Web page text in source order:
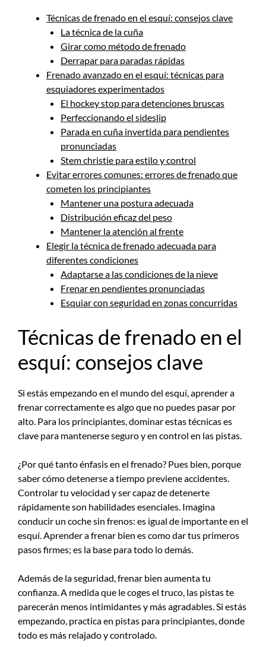
Técnicas de frenado en el esquí: consejos clave
La técnica de la cuña
Girar como método de frenado
Derrapar para paradas rápidas
Frenado avanzado en el esquí: técnicas para
esquiadores experimentados
El hockey stop para detenciones bruscas
Perfeccionando el sideslip
Parada en cuña invertida para pendientes
pronunciadas
Stem christie para estilo y control
Evitar errores comunes: errores de frenado que
cometen los principiantes
Mantener una postura adecuada
Distribución eficaz del peso
Mantener la atención al frente
Elegir la técnica de frenado adecuada para
diferentes condiciones
Adaptarse a las condiciones de la nieve
Frenar en pendientes pronunciadas
Esquiar con seguridad en zonas concurridas
Técnicas de frenado en el
esquí: consejos clave
Si estás empezando en el mundo del esquí, aprender a
frenar correctamente es algo que no puedes pasar por
alto. Para los principiantes, dominar estas técnicas es
clave para mantenerse seguro y en control en las pistas.
¿Por qué tanto énfasis en el frenado? Pues bien, porque
saber cómo detenerse a tiempo previene accidentes.
Controlar tu velocidad y ser capaz de detenerte
rápidamente son habilidades esenciales. Imagina
conducir un coche sin frenos: es igual de importante en el
esquí. Aprender a frenar bien es como dar tus primeros
pasos firmes; es la base para todo lo demás.
Además de la seguridad, frenar bien aumenta tu
confianza. A medida que le coges el truco, las pistas te
parecerán menos intimidantes y más agradables. Si estás
empezando, practica en pistas para principiantes, donde
todo es más relajado y controlado.